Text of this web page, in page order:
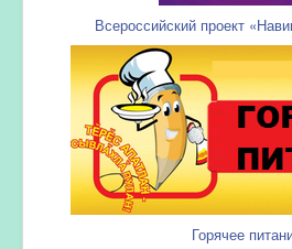
Всероссийский проект
Горячее